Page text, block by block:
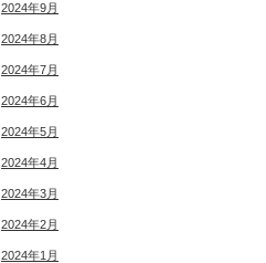
2024年9月
2024年8月
2024年7月
2024年6月
2024年5月
2024年4月
2024年3月
2024年2月
2024年1月